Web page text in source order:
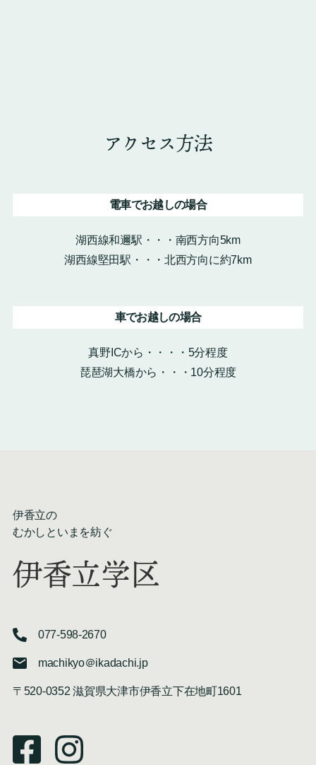
アクセス方法
電車でお越しの場合
湖西線和邇駅・・・南西方向5km
湖西線堅田駅・・・北西方向に約7km
車でお越しの場合
真野ICから・・・・5分程度
琵琶湖大橋から・・・10分程度
伊香立の
むかしといまを紡ぐ
伊香立学区
077-598-2670
machikyo＠ikadachi.jp
〒520-0352 滋賀県大津市伊香立下在地町1601